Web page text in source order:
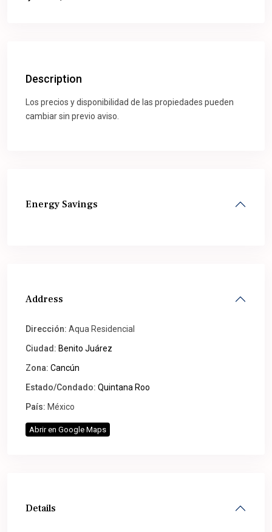
Description
Los precios y disponibilidad de las propiedades pueden
cambiar sin previo aviso.
Energy Savings
Address
Dirección: Aqua Residencial
Ciudad: Benito Juárez
Zona: Cancún
Estado/Condado: Quintana Roo
País: México
Abrir en Google Maps
Details